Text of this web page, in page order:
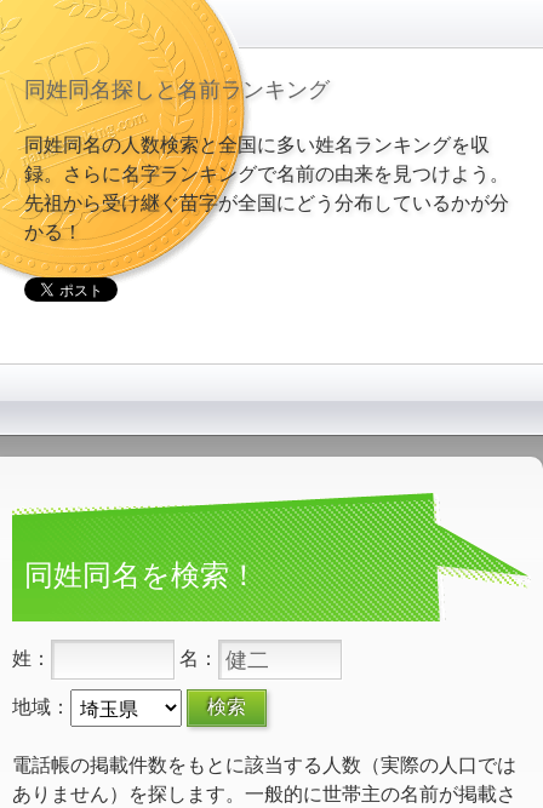
同姓同名探しと名前ランキング
同姓同名の人数検索と全国に多い姓名ランキングを収
録。さらに名字ランキングで名前の由来を見つけよう。
先祖から受け継ぐ苗字が全国にどう分布しているかが分
かる！
同姓同名を検索！
姓： 名：
地域：
電話帳の掲載件数をもとに該当する人数（実際の人口では
ありません）を探します。一般的に世帯主の名前が掲載さ